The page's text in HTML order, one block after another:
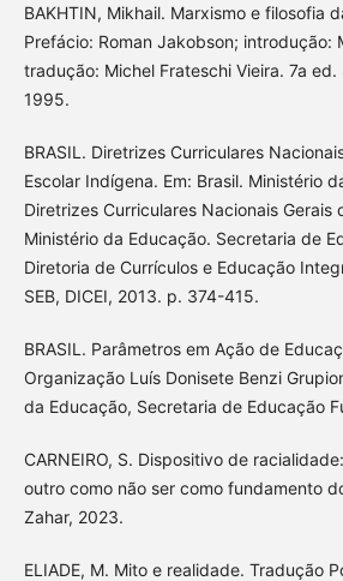
BAKHTIN, Mikhail. Marxismo e filosofia
Prefácio: Roman Jakobson; introdução:
tradução: Michel Frateschi Vieira. 7a ed.
1995.
BRASIL. Diretrizes Curriculares
Escolar Indígena. Em: Brasil. Ministério
Diretrizes Curriculares Nacionais Gerais
Ministério da Educação. Secretaria de
Diretoria de Currículos e Educação
SEB, DICEI, 2013. p. 374-415.
BRASIL. Parâmetros em Ação de
Organização Luís Donisete Benzi
da Educação, Secretaria de Educação
CARNEIRO, S. Dispositivo de
outro como não ser como fundamento
Zahar, 2023.
ELIADE, M. Mito e realidade. Tradução